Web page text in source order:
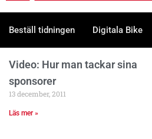
Beställ tidningen Digitala Bike
Video: Hur man tackar sina
sponsorer
13 december, 2011
Läs mer »